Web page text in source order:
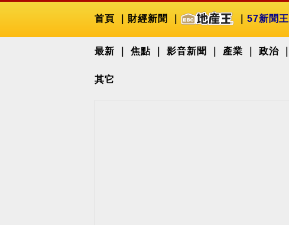
首頁 財經新聞 57新聞王
最新 焦點 影音新聞 產業 政治
其它